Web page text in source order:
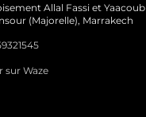
Allal Fassi et Yaacoub
(Majorelle), Marrakech
sur Waze